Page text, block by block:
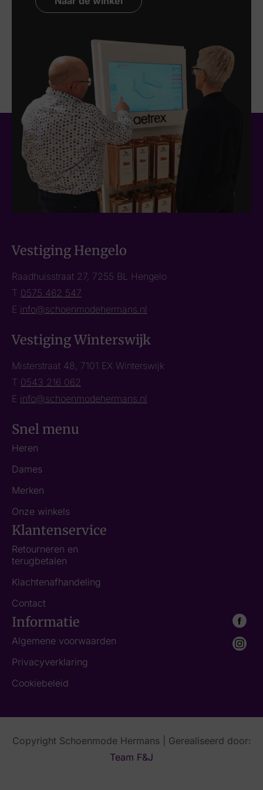
Vestiging Hengelo
Raadhuisstraat 27, 7255 BL Hengelo
T 0575 462 547
E info@schoenmodehermans.nl
Vestiging Winterswijk
Misterstraat 48, 7101 EX Winterswijk
T 0543 216 062
E info@schoenmodehermans.nl
Snel menu
Heren
Dames
Merken
Onze winkels
Klantenservice
Retourneren en
terugbetalen
Klachtenafhandeling
Contact
Informatie
Algemene voorwaarden
Privacyverklaring
Cookiebeleid
Copyright Schoenmode Hermans | Gerealiseerd door:
Team F&J